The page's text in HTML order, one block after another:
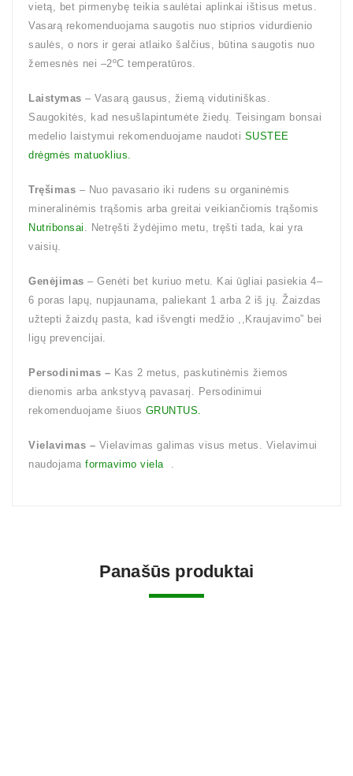
vietą, bet pirmenybę teikia saulėtai aplinkai ištisus metus.
Vasarą rekomenduojama saugotis nuo stiprios vidurdienio
saulės, o nors ir gerai atlaiko šalčius, būtina saugotis nuo
žemesnės nei –2ºC temperatūros.
Laistymas – Vasarą gausus, žiemą vidutiniškas.
Saugokitės, kad nesušlapintumėte žiedų. Teisingam bonsai
medelio laistymui rekomenduojame naudoti SUSTEE
drėgmės matuoklius.
Tręšimas – Nuo pavasario iki rudens su organinėmis
mineralinėmis trąšomis arba greitai veikiančiomis trąšomis
Nutribonsai . Netręšti žydėjimo metu, tręšti tada, kai yra
vaisių.
Genėjimas – Genėti bet kuriuo metu. Kai ūgliai pasiekia 4–
6 poras lapų, nupjaunama, paliekant 1 arba 2 iš jų. Žaizdas
užtepti žaizdų pasta, kad išvengti medžio ,,Kraujavimo” bei
ligų prevencijai.
Persodinimas – Kas 2 metus, paskutinėmis žiemos
dienomis arba ankstyvą pavasarį. Persodinimui
rekomenduojame šiuos GRUNTUS.
Vielavimas – Vielavimas galimas visus metus. Vielavimui
naudojama formavimo viela.
Panašūs produktai